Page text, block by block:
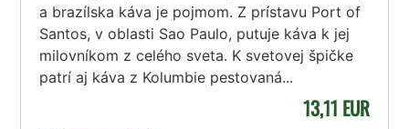
a brazílska káva je pojmom. Z prístavu Port of
Santos, v oblasti Sao Paulo, putuje káva k jej
milovníkom z celého sveta. K svetovej špičke
patrí aj káva z Kolumbie pestovaná...
13,11 EUR